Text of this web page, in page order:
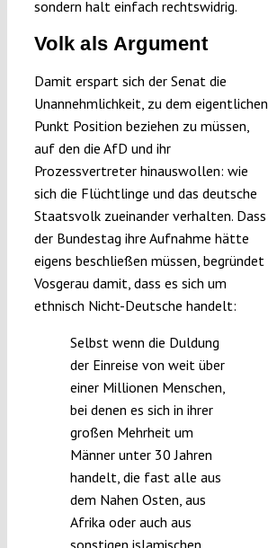
sondern halt einfach rechtswidrig.
Volk als Argument
Damit erspart sich der Senat die
Unannehmlichkeit, zu dem eigentlichen
Punkt Position beziehen zu müssen,
auf den die AfD und ihr
Prozessvertreter hinauswollen: wie
sich die Flüchtlinge und das deutsche
Staatsvolk zueinander verhalten. Dass
der Bundestag ihre Aufnahme hätte
eigens beschließen müssen, begründet
Vosgerau damit, dass es sich um
ethnisch Nicht-Deutsche handelt:
Selbst wenn die Duldung
der Einreise von weit über
einer Millionen Menschen,
bei denen es sich in ihrer
großen Mehrheit um
Männer unter 30 Jahren
handelt, die fast alle aus
dem Nahen Osten, aus
Afrika oder auch aus